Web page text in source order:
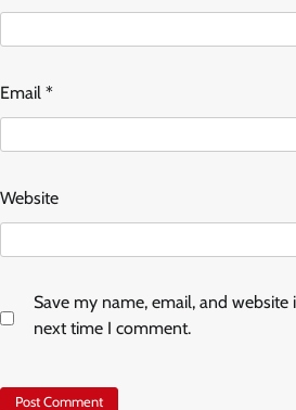
Email *
Website
Save my name, email, and
next time I comment.